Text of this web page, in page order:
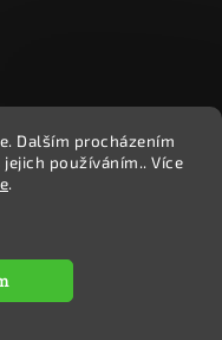
Dalším procházením
používáním.. Více
.
práva vyhrazena.